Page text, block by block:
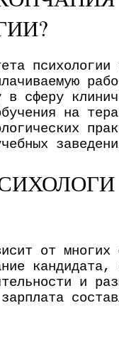
психологии
в сферу
на
от многих
кандидата,
и